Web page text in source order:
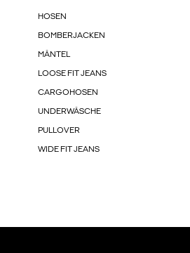
HOSEN
BOMBERJACKEN
MÄNTEL
LOOSE FIT JEANS
CARGOHOSEN
UNDERWÄSCHE
PULLOVER
WIDE FIT JEANS